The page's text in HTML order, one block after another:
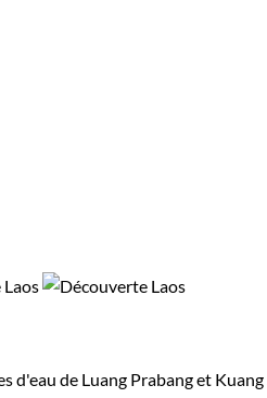
de Luang Prabang et